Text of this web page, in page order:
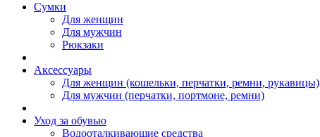
Сумки
Для женщин
Для мужчин
Рюкзаки
Аксессуары
Для женщин (кошельки, перчатки, ремни, рукавицы)
Для мужчин (перчатки, портмоне, ремни)
Уход за обувью
Водооталкивающие средства